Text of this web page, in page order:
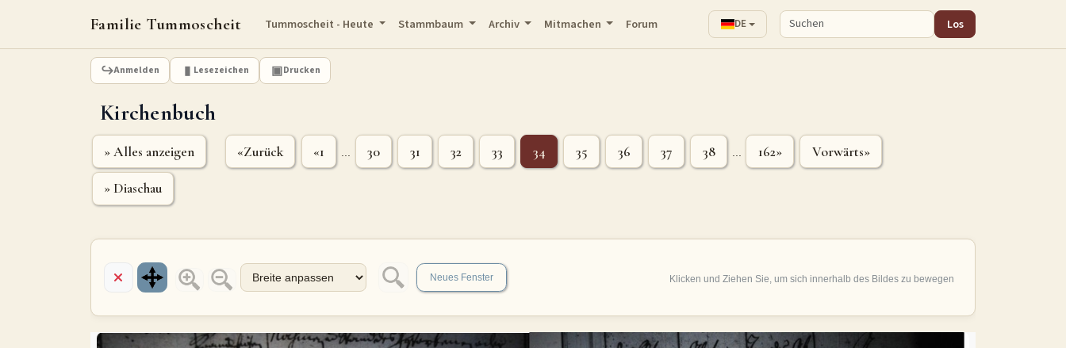
Familie Tummoscheit Tummoscheit - Heute Stammbaum Archiv Mitmachen Forum DE Los
Anmelden Lesezeichen Drucken
Kirchenbuch
» Alles anzeigen «Zurück «1 30 31 32 33 34 35 36 37 38 162» Vorwärts»
» Diaschau